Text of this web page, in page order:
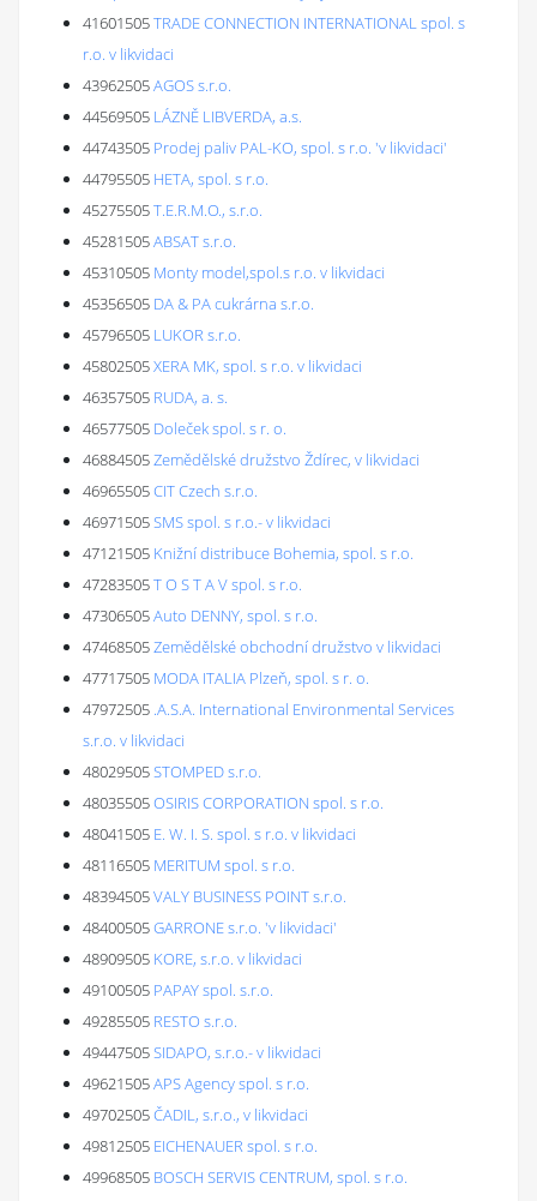
41601505TRADE CONNECTION INTERNATIONAL spol. s
r.o. v likvidaci
43962505AGOS s.r.o.
44569505 LÁZNĚ LIBVERDA, a.s.
44743505 Prodej paliv PAL-KO, spol. s r.o. 'v likvidaci'
44795505 HETA, spol. s r.o.
45275505T.E.R.M.O., s.r.o.
45281505ABSAT s.r.o.
45310505 Monty model,spol.s r.o. v likvidaci
45356505 DA & PA cukrárna s.r.o.
45796505 LUKOR s.r.o.
45802505XERA MK, spol. s r.o. v likvidaci
46357505 RUDA, a. s.
46577505 Doleček spol. s r. o.
46884505Zemědělské družstvo Ždírec, v likvidaci
46965505CIT Czech s.r.o.
46971505SMS spol. s r.o.- v likvidaci
47121505 Knižní distribuce Bohemia, spol. s r.o.
47283505T O S T A V spol. s r.o.
47306505Auto DENNY, spol. s r.o.
47468505Zemědělské obchodní družstvo v likvidaci
47717505 MODA ITALIA Plzeň, spol. s r. o.
47972505 .A.S.A. International Environmental Services
s.r.o. v likvidaci
48029505STOMPED s.r.o.
48035505OSIRIS CORPORATION spol. s r.o.
48041505 E. W. I. S. spol. s r.o. v likvidaci
48116505 MERITUM spol. s r.o.
48394505VALY BUSINESS POINT s.r.o.
48400505GARRONE s.r.o. 'v likvidaci'
48909505 KORE, s.r.o. v likvidaci
49100505 PAPAY spol. s.r.o.
49285505 RESTO s.r.o.
49447505SIDAPO, s.r.o.- v likvidaci
49621505APS Agency spol. s r.o.
49702505ČADIL, s.r.o., v likvidaci
49812505 EICHENAUER spol. s r.o.
49968505 BOSCH SERVIS CENTRUM, spol. s r.o.